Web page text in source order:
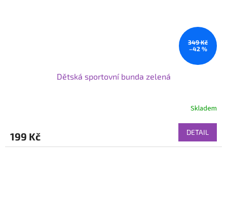
349 Kč
–42 %
Dětská sportovní bunda zelená
Skladem
199 Kč DETAIL